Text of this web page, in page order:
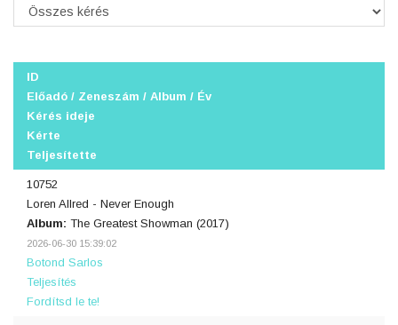
ID
Előadó / Zeneszám / Album / Év
Kérés ideje
Kérte
Teljesítette
10752
Loren Allred - Never Enough
Album: The Greatest Showman (2017)
2026-06-30 15:39:02
Botond Sarlos
Teljesítés
Fordítsd le te!